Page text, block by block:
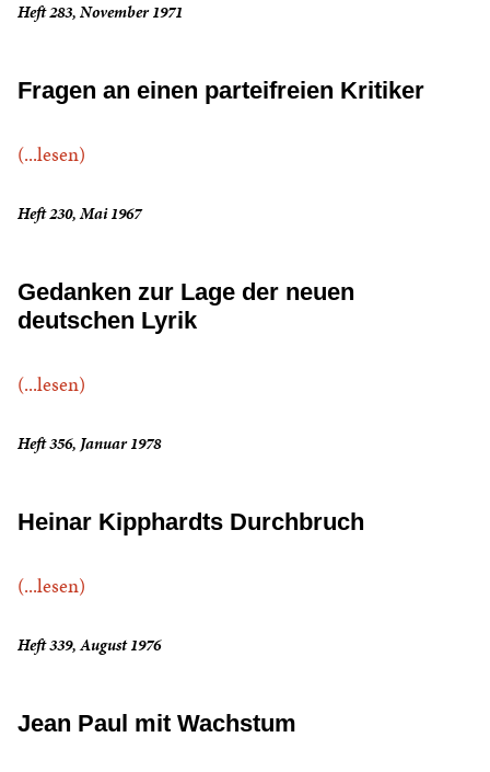
Heft 283, November 1971
Fragen an einen parteifreien Kritiker
(...lesen)
Heft 230, Mai 1967
Gedanken zur Lage der neuen
deutschen Lyrik
(...lesen)
Heft 356, Januar 1978
Heinar Kipphardts Durchbruch
(...lesen)
Heft 339, August 1976
Jean Paul mit Wachstum